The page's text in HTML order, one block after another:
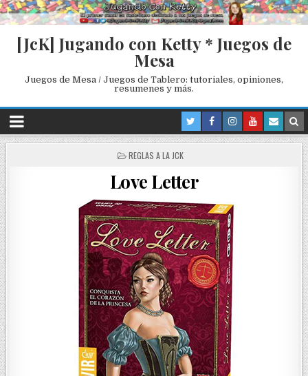
[JcK] Jugando con Ketty * Juegos de
Mesa
Juegos de Mesa / Juegos de Tablero: tutoriales, opiniones,
resumenes y más.
P
S
T
E
D
I
N
REGLAS A LA JCK
Love Letter